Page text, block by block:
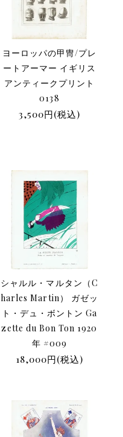
ヨーロッパの甲冑/プレ
ートアーマー イギリス
アンティークプリント
0138
3,500円(税込)
シャルル・マルタン（C
harles Martin） ガゼッ
ト・デュ・ボントン Ga
zette du Bon Ton 1920
年 #009
18,000円(税込)